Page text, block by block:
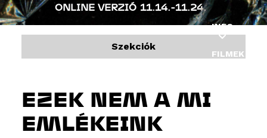
INFO
FILMEK
ONLINE VERZIÓ 11.14.-11.24.
Szekciók
EZEK NEM A MI
EMLÉKEINK